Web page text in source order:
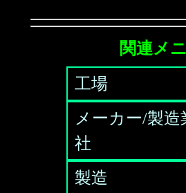
関連メ
工場
メーカー/製
社
製造